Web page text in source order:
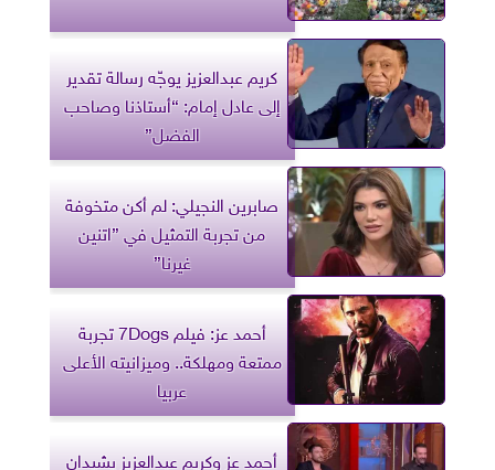
كريم عبدالعزيز يوجّه رسالة تقدير
إلى عادل إمام: “أستاذنا وصاحب
الفضل”
صابرين النجيلي: لم أكن متخوفة
من تجربة التمثيل في ”اتنين
غيرنا”
أحمد عز: فيلم 7Dogs تجربة
ممتعة ومهلكة.. وميزانيته الأعلى
عربيا
أحمد عز وكريم عبدالعزيز يشيدان